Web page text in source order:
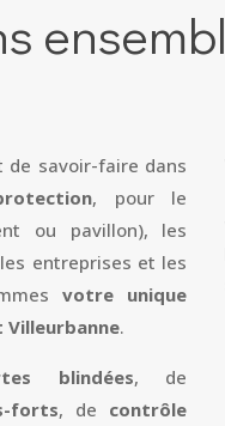
de savoir-faire dans
, pour le
ou pavillon), les
entreprises et les
votre unique
Villeurbanne.
blindées, de
forts, de contrôle